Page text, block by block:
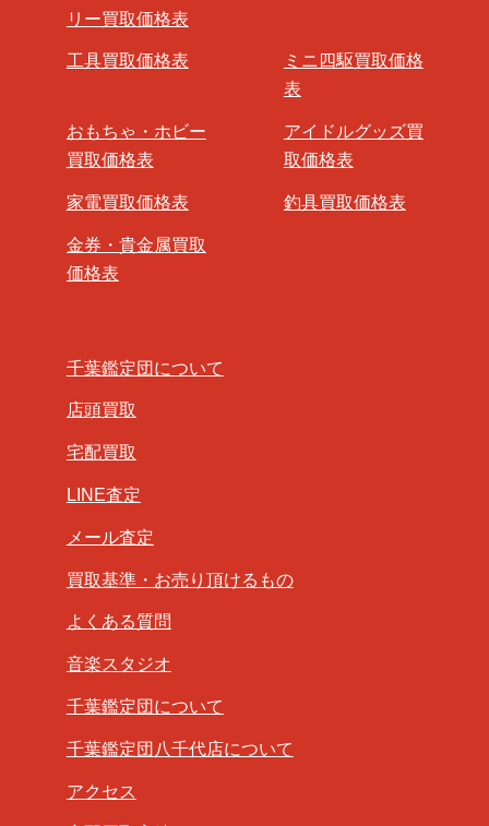
リー買取価格表
工具買取価格表
ミニ四駆買取価格
表
おもちゃ・ホビー
買取価格表
アイドルグッズ買
取価格表
家電買取価格表 釣具買取価格表
金券・貴金属買取
価格表
千葉鑑定団について
店頭買取
宅配買取
LINE査定
メール査定
買取基準・お売り頂けるもの
よくある質問
音楽スタジオ
千葉鑑定団について
千葉鑑定団八千代店について
アクセス